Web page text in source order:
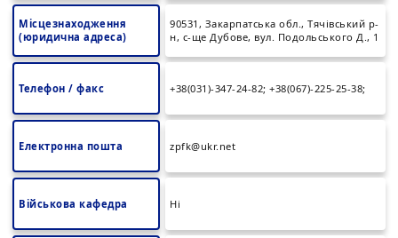
Місцезнаходження
(юридична адреса)
90531, Закарпатська обл., Тячівський р-
н, с-ще Дубове, вул. Подольського Д., 1
Телефон / факс +38(031)-347-24-82; +38(067)-225-25-38;
Електронна пошта zpfk@ukr.net
Військова кафедра Ні